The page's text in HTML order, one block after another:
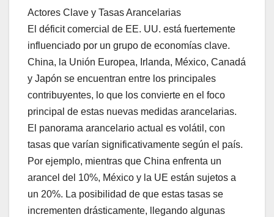
Actores Clave y Tasas Arancelarias
El déficit comercial de EE. UU. está fuertemente
influenciado por un grupo de economías clave.
China, la Unión Europea, Irlanda, México, Canadá
y Japón se encuentran entre los principales
contribuyentes, lo que los convierte en el foco
principal de estas nuevas medidas arancelarias.
El panorama arancelario actual es volátil, con
tasas que varían significativamente según el país.
Por ejemplo, mientras que China enfrenta un
arancel del 10%, México y la UE están sujetos a
un 20%. La posibilidad de que estas tasas se
incrementen drásticamente, llegando algunas